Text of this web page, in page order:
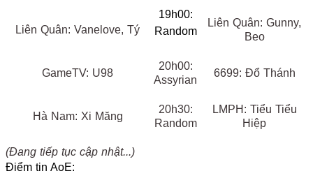
Liên Quân: Vanelove, Tý
19h00:
Random
Liên Quân: Gunny,
Beo
GameTV: U98
20h00:
Assyrian
6699: Đổ Thánh
Hà Nam: Xi Măng
20h30:
Random
LMPH: Tiểu Tiểu
Hiệp
(Đang tiếp tục cập nhật...)
Điểm tin AoE: